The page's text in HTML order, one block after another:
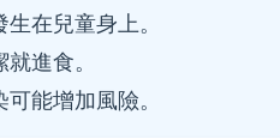
在兒童身上。
進食。
能增加風險。